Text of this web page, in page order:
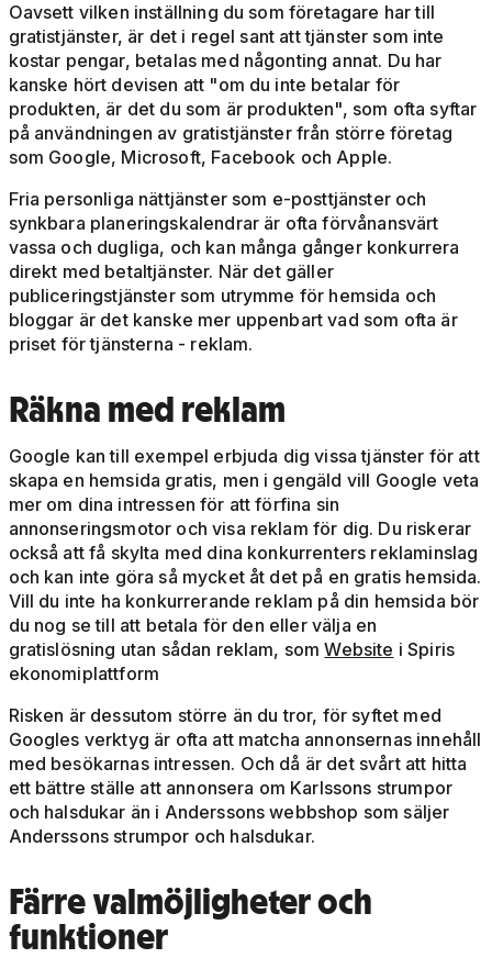
Oavsett vilken inställning du som företagare har till
gratistjänster, är det i regel sant att tjänster som inte
kostar pengar, betalas med någonting annat. Du har
kanske hört devisen att "om du inte betalar för
produkten, är det du som är produkten", som ofta syftar
på användningen av gratistjänster från större företag
som Google, Microsoft, Facebook och Apple.
Fria personliga nättjänster som e-posttjänster och
synkbara planeringskalendrar är ofta förvånansvärt
vassa och dugliga, och kan många gånger konkurrera
direkt med betaltjänster. När det gäller
publiceringstjänster som utrymme för hemsida och
bloggar är det kanske mer uppenbart vad som ofta är
priset för tjänsterna - reklam.
Räkna med reklam
Google kan till exempel erbjuda dig vissa tjänster för att
skapa en hemsida gratis, men i gengäld vill Google veta
mer om dina intressen för att förfina sin
annonseringsmotor och visa reklam för dig. Du riskerar
också att få skylta med dina konkurrenters reklaminslag
och kan inte göra så mycket åt det på en gratis hemsida.
Vill du inte ha konkurrerande reklam på din hemsida bör
du nog se till att betala för den eller välja en
gratislösning utan sådan reklam, somWebsite i Spiris
ekonomiplattform
Risken är dessutom större än du tror, för syftet med
Googles verktyg är ofta att matcha annonsernas innehåll
med besökarnas intressen. Och då är det svårt att hitta
ett bättre ställe att annonsera om Karlssons strumpor
och halsdukar än i Anderssons webbshop som säljer
Anderssons strumpor och halsdukar.
Färre valmöjligheter och
funktioner